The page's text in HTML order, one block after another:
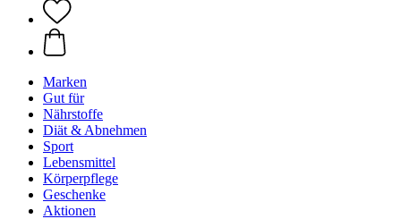
Marken
Gut für
Nährstoffe
Diät & Abnehmen
Sport
Lebensmittel
Körperpflege
Geschenke
Aktionen